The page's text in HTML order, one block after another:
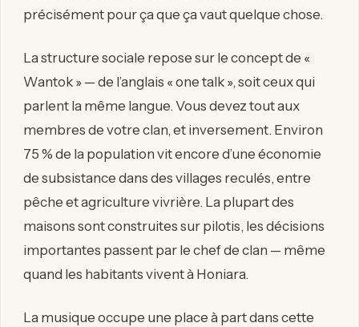
précisément pour ça que ça vaut quelque chose.
La structure sociale repose sur le concept de «
Wantok » — de l’anglais « one talk », soit ceux qui
parlent la même langue. Vous devez tout aux
membres de votre clan, et inversement. Environ
75 % de la population vit encore d’une économie
de subsistance dans des villages reculés, entre
pêche et agriculture vivrière. La plupart des
maisons sont construites sur pilotis, les décisions
importantes passent par le chef de clan — même
quand les habitants vivent à Honiara.
La musique occupe une place à part dans cette